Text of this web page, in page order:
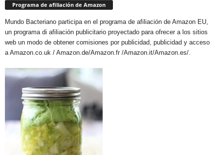
Programa de afiliación de Amazon
Mundo Bacteriano participa en el programa de afiliación de Amazon EU,
un programa di afiliación publicitario proyectado para ofrecer a los sitios
web un modo de obtener comisiones por publicidad, publicidad y acceso
a Amazon.co.uk / Amazon.de/Amazon.fr /Amazon.it/Amazon.es/.